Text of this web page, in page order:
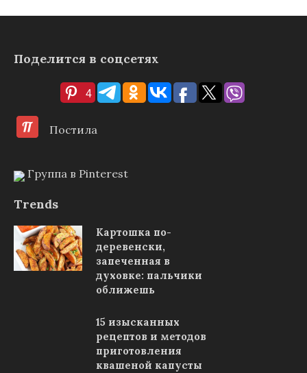
Поделится в соцсетях
4
Постила
Группа в Pinterest
Trends
Картошка по-
деревенски,
запеченная в
духовке: пальчики
оближешь
15 изысканных
рецептов и методов
приготовления
квашеной капусты